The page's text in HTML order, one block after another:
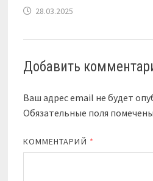
28.03.2025
Добавить
Ваш адрес email не будет
Обязательные поля помечены
КОММЕНТАРИЙ *